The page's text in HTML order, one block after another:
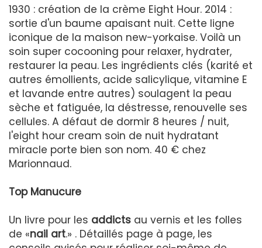
1930 : création de la crème Eight Hour. 2014 :
sortie d'un baume apaisant nuit. Cette ligne
iconique de la maison new-yorkaise. Voilà un
soin super cocooning pour relaxer, hydrater,
restaurer la peau. Les ingrédients clés (karité et
autres émollients, acide salicylique, vitamine E
et lavande entre autres) soulagent la peau
sèche et fatiguée, la déstresse, renouvelle ses
cellules. A défaut de dormir 8 heures / nuit,
l'eight hour cream soin de nuit hydratant
miracle porte bien son nom. 40 € chez
Marionnaud.
Top Manucure
Un livre pour les addicts au vernis et les folles
de «nail art.» . Détaillés page à page, les